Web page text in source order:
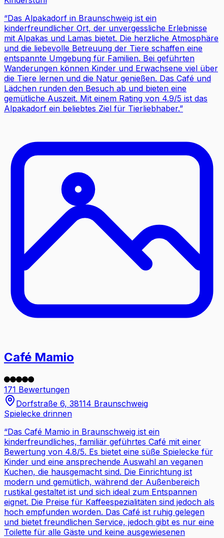
“Das Alpakadorf in Braunschweig ist ein
kinderfreundlicher Ort, der unvergessliche Erlebnisse
mit Alpakas und Lamas bietet. Die herzliche Atmosphäre
und die liebevolle Betreuung der Tiere schaffen eine
entspannte Umgebung für Familien. Bei geführten
Wanderungen können Kinder und Erwachsene viel über
die Tiere lernen und die Natur genießen. Das Café und
Lädchen runden den Besuch ab und bieten eine
gemütliche Auszeit. Mit einem Rating von 4.9/5 ist das
Alpakadorf ein beliebtes Ziel für Tierliebhaber.”
Café Mamio
171 Bewertungen
Dorfstraße 6, 38114 Braunschweig
Spielecke drinnen
“Das Café Mamio in Braunschweig ist ein
kinderfreundliches, familiär geführtes Café mit einer
Bewertung von 4.8/5. Es bietet eine süße Spielecke für
Kinder und eine ansprechende Auswahl an veganen
Kuchen, die hausgemacht sind. Die Einrichtung ist
modern und gemütlich, während der Außenbereich
rustikal gestaltet ist und sich ideal zum Entspannen
eignet. Die Preise für Kaffeespezialitäten sind jedoch als
hoch empfunden worden. Das Café ist ruhig gelegen
und bietet freundlichen Service, jedoch gibt es nur eine
Toilette für alle Gäste und keine ausgewiesenen